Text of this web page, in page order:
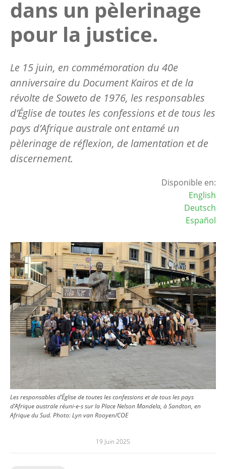
dans un pèlerinage
pour la justice.
Le 15 juin, en commémoration du 40e
anniversaire du Document Kairos et de la
révolte de Soweto de 1976, les responsables
d’Église de toutes les confessions et de tous les
pays d’Afrique australe ont entamé un
pèlerinage de réflexion, de lamentation et de
discernement.
Disponible en:
English
Deutsch
Español
Image
Les responsables d’Église de toutes les confessions et de tous les pays
d’Afrique australe réuni-e-s sur la Place Nelson Mandela, à Sandton, en
Afrique du Sud. Photo:Lyn van Rooyen/COE
19 Juin 2025